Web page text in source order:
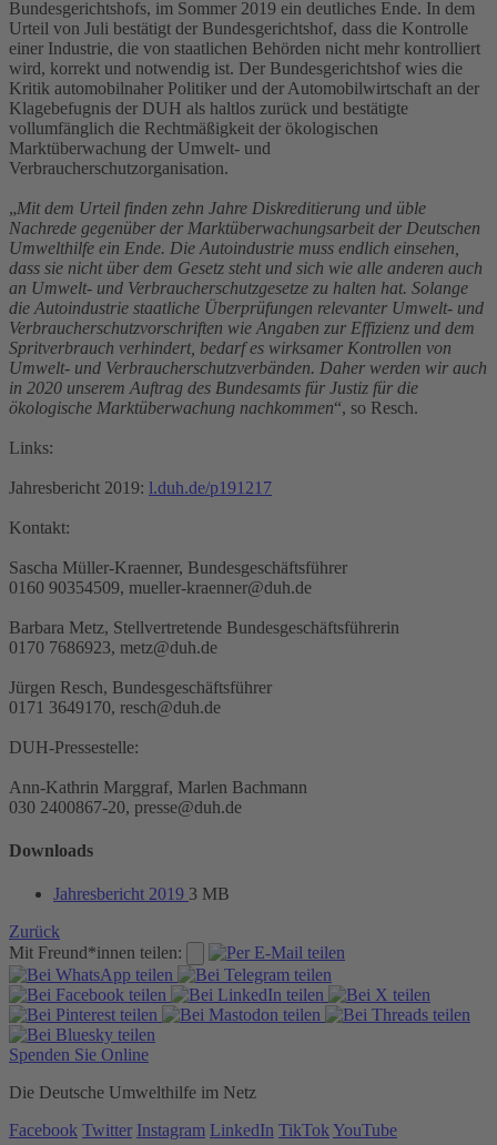
Bundesgerichtshofs, im Sommer 2019 ein deutliches Ende. In dem
Urteil von Juli bestätigt der Bundesgerichtshof, dass die Kontrolle
einer Industrie, die von staatlichen Behörden nicht mehr kontrolliert
wird, korrekt und notwendig ist. Der Bundesgerichtshof wies die
Kritik automobilnaher Politiker und der Automobilwirtschaft an der
Klagebefugnis der DUH als haltlos zurück und bestätigte
vollumfänglich die Rechtmäßigkeit der ökologischen
Marktüberwachung der Umwelt- und
Verbraucherschutzorganisation.
„Mit dem Urteil finden zehn Jahre Diskreditierung und üble
Nachrede gegenüber der Marktüberwachungsarbeit der Deutschen
Umwelthilfe ein Ende. Die Autoindustrie muss endlich einsehen,
dass sie nicht über dem Gesetz steht und sich wie alle anderen auch
an Umwelt- und Verbraucherschutzgesetze zu halten hat. Solange
die Autoindustrie staatliche Überprüfungen relevanter Umwelt- und
Verbraucherschutzvorschriften wie Angaben zur Effizienz und dem
Spritverbrauch verhindert, bedarf es wirksamer Kontrollen von
Umwelt- und Verbraucherschutzverbänden. Daher werden wir auch
in 2020 unserem Auftrag des Bundesamts für Justiz für die
ökologische Marktüberwachung nachkommen“, so Resch.
Links:
Jahresbericht 2019: l.duh.de/p191217
Kontakt:
Sascha Müller-Kraenner, Bundesgeschäftsführer
0160 90354509, mueller-kraenner@duh.de
Barbara Metz, Stellvertretende Bundesgeschäftsführerin
0170 7686923, metz@duh.de
Jürgen Resch, Bundesgeschäftsführer
0171 3649170, resch@duh.de
DUH-Pressestelle:
Ann-Kathrin Marggraf, Marlen Bachmann
030 2400867-20, presse@duh.de
Downloads
Jahresbericht 2019 3 MB
Zurück
Mit Freund*innen teilen:
Spenden Sie Online
Die Deutsche Umwelthilfe im Netz
Facebook Twitter Instagram LinkedIn TikTok YouTube